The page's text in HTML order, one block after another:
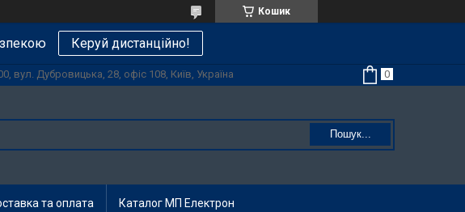
Кошик
Керуй дистанційно!
вул. Дубровицька, 28, офіс 108, Київ, Україна
Пошук...
та оплата Каталог МП Електрон